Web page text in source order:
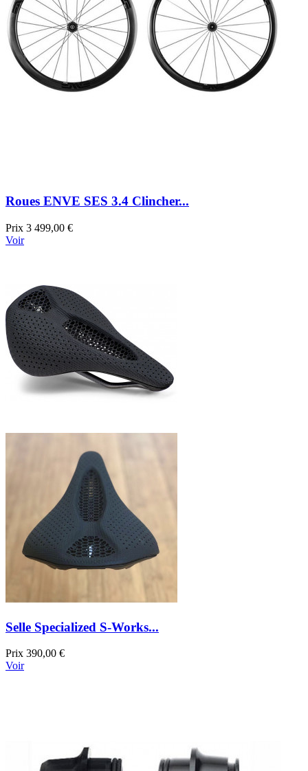
Roues ENVE SES 3.4 Clincher...
Prix 3 499,00 €
Voir
Selle Specialized S-Works...
Prix 390,00 €
Voir